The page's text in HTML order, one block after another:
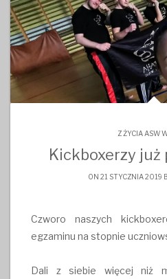
Z ŻYCIA ASW
Kickboxerzy już
ON 21 STYCZNIA 2019
Czworo naszych
egzaminu na stopnie
Dali z siebie więcej niż